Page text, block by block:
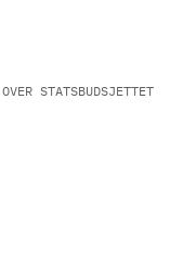
STATSBUDSJETTET